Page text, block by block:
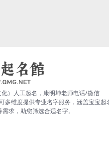
）人工起名，康明坤老师电话/微信
多维度提供专业名字服务，涵盖宝宝起
求，助您筛选合适名字。